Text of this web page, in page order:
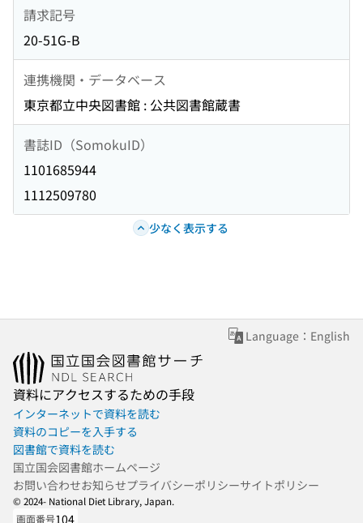
請求記号
20-51G-B
連携機関・データベース
東京都立中央図書館 : 公共図書館蔵書
書誌ID（SomokuID）
1101685944
1112509780
少なく表示する
Language：English
資料にアクセスするための手段
インターネットで資料を読む
資料のコピーを入手する
図書館で資料を読む
国立国会図書館ホームページ
お問い合わせお知らせプライバシーポリシーサイトポリシー
© 2024- National Diet Library, Japan.
画面番号104